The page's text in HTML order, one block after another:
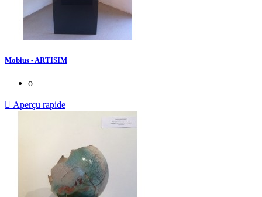
Mobius - ARTISIM
o
 Aperçu rapide